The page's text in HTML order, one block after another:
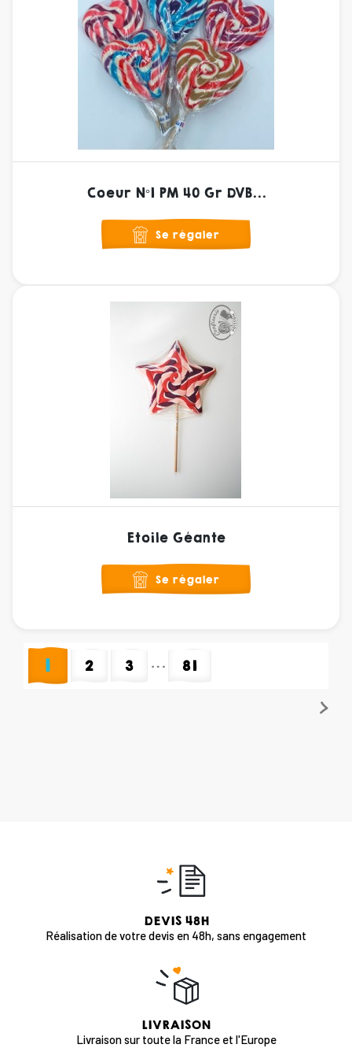
Coeur N°1 PM 40 Gr DVB...
Se régaler
Etoile Géante
Se régaler
1 2 3 … 81
DEVIS 48H
Réalisation de votre devis en 48h, sans engagement
LIVRAISON
Livraison sur toute la France et l'Europe